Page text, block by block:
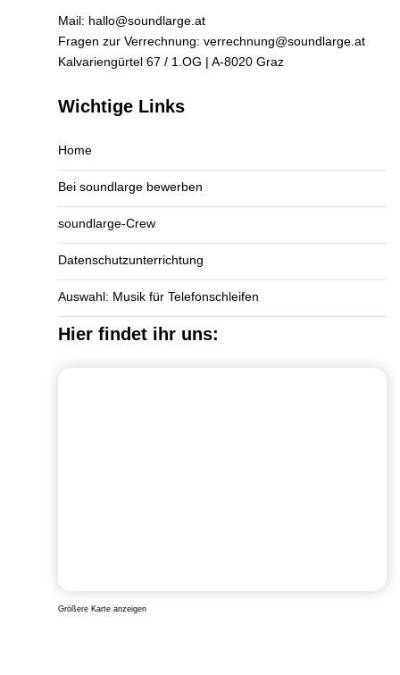
Mail: hallo@soundlarge.at
Fragen zur Verrechnung: verrechnung@soundlarge.at
Kalvariengürtel 67 / 1.OG | A-8020 Graz
Wichtige Links
Home
Bei soundlarge bewerben
soundlarge-Crew
Datenschutzunterrichtung
Auswahl: Musik für Telefonschleifen
Hier findet ihr uns:
Größere Karte anzeigen